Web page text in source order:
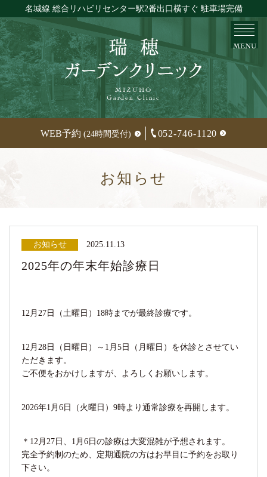
名城線 総合リハビリセンター駅2番出口横すぐ 駐車場完備
MIZUHO
Garden Clinic
MENU
WEB予約 (24時間受付) 052-746-1120
お知らせ
お知らせ 2025.11.13
2025年の年末年始診療日
12月27日（土曜日）18時までが最終診療です。
12月28日（日曜日）～1月5日（月曜日）を休診とさせてい
ただきます。
ご不便をおかけしますが、よろしくお願いします。
2026年1月6日（火曜日）9時より通常診療を再開します。
＊12月27日、1月6日の診療は大変混雑が予想されます。
完全予約制のため、定期通院の方はお早目に予約をお取り
下さい。